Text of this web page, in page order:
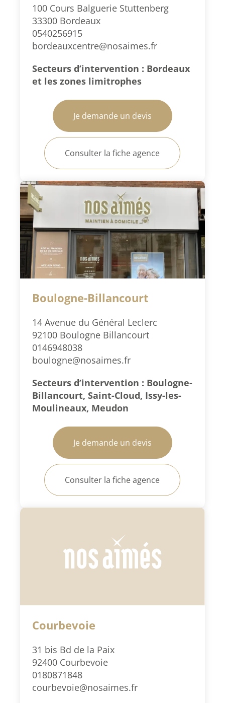
100 Cours Balguerie Stuttenberg
33300 Bordeaux
0540256915
bordeauxcentre@nosaimes.fr
Secteurs d’intervention : Bordeaux
et les zones limitrophes
Je demande un devis
Consulter la fiche agence
Boulogne-Billancourt
14 Avenue du Général Leclerc
92100 Boulogne Billancourt
0146948038
boulogne@nosaimes.fr
Secteurs d’intervention : Boulogne-
Billancourt, Saint-Cloud, Issy-les-
Moulineaux, Meudon
Je demande un devis
Consulter la fiche agence
Courbevoie
31 bis Bd de la Paix
92400 Courbevoie
0180871848
courbevoie@nosaimes.fr